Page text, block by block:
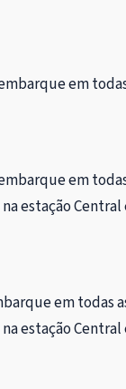
em
em
estação
em todas
estação